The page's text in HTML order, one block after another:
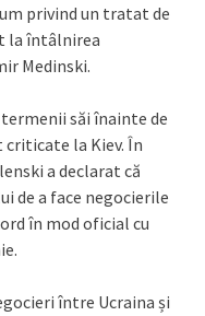
privind un tratat de
la întâlnirea
Medinski.
săi înainte de
criticate la Kiev. În
a declarat că
de a face negocierile
în mod oficial cu
între Ucraina și